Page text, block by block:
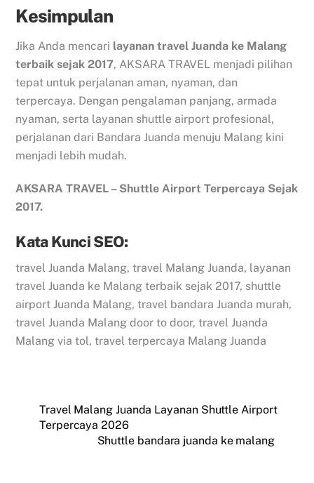
Kesimpulan
Jika Anda mencari layanan travel Juanda ke Malang
terbaik sejak 2017, AKSARA TRAVEL menjadi pilihan
tepat untuk perjalanan aman, nyaman, dan
terpercaya. Dengan pengalaman panjang, armada
nyaman, serta layanan shuttle airport profesional,
perjalanan dari Bandara Juanda menuju Malang kini
menjadi lebih mudah.
AKSARA TRAVEL – Shuttle Airport Terpercaya Sejak
2017.
Kata Kunci SEO:
travel Juanda Malang, travel Malang Juanda, layanan
travel Juanda ke Malang terbaik sejak 2017, shuttle
airport Juanda Malang, travel bandara Juanda murah,
travel Juanda Malang door to door, travel Juanda
Malang via tol, travel terpercaya Malang Juanda
Travel Malang Juanda Layanan Shuttle Airport
Terpercaya 2026
Shuttle bandara juanda ke malang